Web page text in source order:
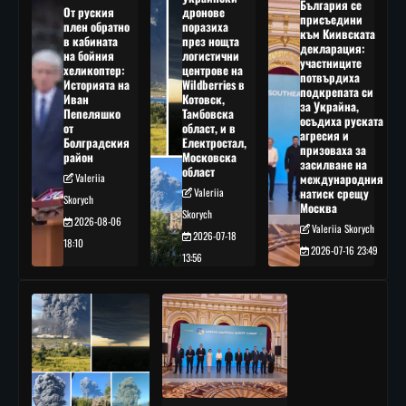
От руския
плен обратно
в кабината
на бойния
хеликоптер:
Историята на
Иван
Пепеляшко
от
Болградския
район
Valeriia
Skorych
2026-08-06
18:10
дронове
поразиха
през нощта
логистични
центрове на
Wildberries в
Котовск,
Тамбовска
област, и в
Електростал,
Московска
област
Valeriia
Skorych
2026-07-18
13:56
България се
присъедини
към Киивската
декларация:
участниците
потвърдиха
подкрепата си
за Украйна,
осъдиха руската
агресия и
призоваха за
засилване на
международния
натиск срещу
Москва
Valeriia Skorych
2026-07-16 23:49